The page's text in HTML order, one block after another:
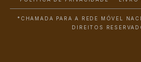
*CHAMADA PARA A REDE MÓVEL
DIREITOS